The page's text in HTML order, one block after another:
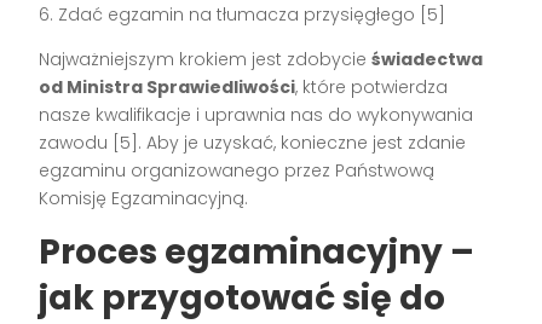
6. Zdać egzamin na tłumacza przysięgłego [5]
Najważniejszym krokiem jest zdobycieświadectwa
od Ministra Sprawiedliwości, które potwierdza
nasze kwalifikacje i uprawnia nas do wykonywania
zawodu [5]. Aby je uzyskać, konieczne jest zdanie
egzaminu organizowanego przez Państwową
Komisję Egzaminacyjną.
Proces egzaminacyjny –
jak przygotować się do